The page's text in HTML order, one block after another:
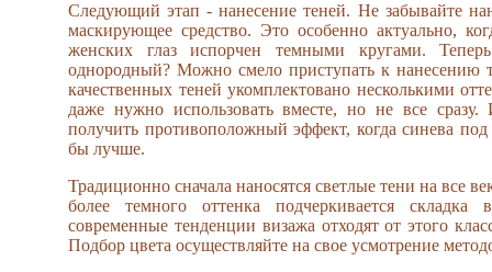
Следующий этап - нанесение теней. Не забывайте
маскирующее средство. Это особенно актуально,
женских глаз испорчен темными кругами.
однородный? Можно смело приступать к нанесению
качественных теней укомплектовано несколькими
даже нужно использовать вместе, но не все сразу.
получить противоположный эффект, когда синева под
бы лучше.
Традиционно сначала наносятся светлые тени на все
более темного оттенка подчеркивается складка
современные тенденции визажа отходят от этого
Подбор цвета осуществляйте на свое усмотрение